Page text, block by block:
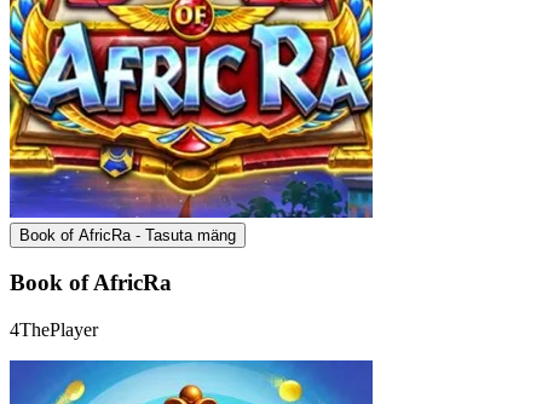
Book of AfricRa - Tasuta mäng
Book of AfricRa
4ThePlayer